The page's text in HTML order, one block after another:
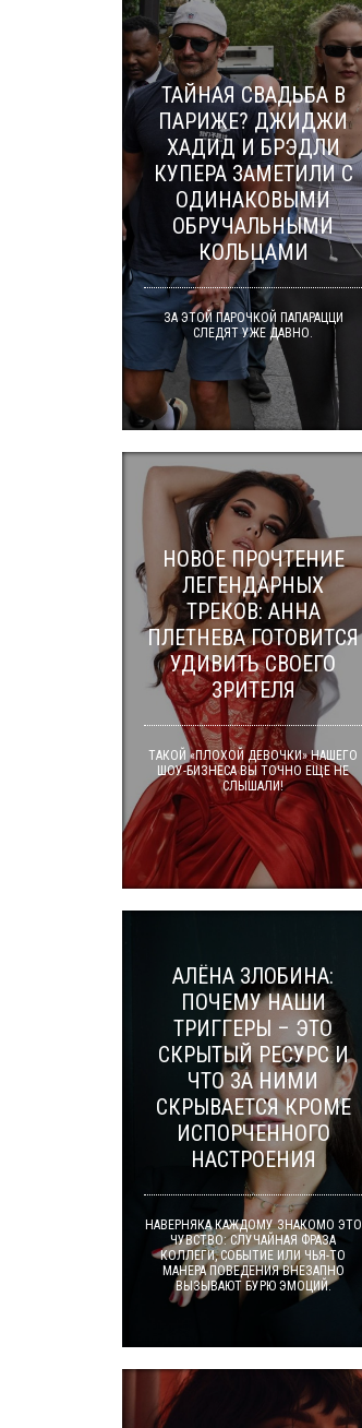
ТАЙНАЯ СВАДЬБА В
ПАРИЖЕ? ДЖИДЖИ
ХАДИД И БРЭДЛИ
КУПЕРА ЗАМЕТИЛИ С
ОДИНАКОВЫМИ
ОБРУЧАЛЬНЫМИ
КОЛЬЦАМИ
ЗА ЭТОЙ ПАРОЧКОЙ ПАПАРАЦЦИ
СЛЕДЯТ УЖЕ ДАВНО.
НОВОЕ ПРОЧТЕНИЕ
ЛЕГЕНДАРНЫХ
ТРЕКОВ: АННА
ПЛЕТНЕВА ГОТОВИТСЯ
УДИВИТЬ СВОЕГО
ЗРИТЕЛЯ
ТАКОЙ «ПЛОХОЙ ДЕВОЧКИ» НАШЕГО
ШОУ-БИЗНЕСА ВЫ ТОЧНО ЕЩЕ НЕ
СЛЫШАЛИ!
АЛЁНА ЗЛОБИНА:
ПОЧЕМУ НАШИ
ТРИГГЕРЫ – ЭТО
СКРЫТЫЙ РЕСУРС И
ЧТО ЗА НИМИ
СКРЫВАЕТСЯ КРОМЕ
ИСПОРЧЕННОГО
НАСТРОЕНИЯ
НАВЕРНЯКА КАЖДОМУ ЗНАКОМО ЭТО
ЧУВСТВО: СЛУЧАЙНАЯ ФРАЗА
КОЛЛЕГИ, СОБЫТИЕ ИЛИ ЧЬЯ-ТО
МАНЕРА ПОВЕДЕНИЯ ВНЕЗАПНО
ВЫЗЫВАЮТ БУРЮ ЭМОЦИЙ.